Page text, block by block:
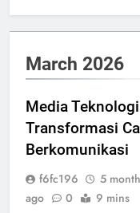
March 2026
Media
Transformasi
Berkomunikasi
f6fc196
5
ago
0 9 mins